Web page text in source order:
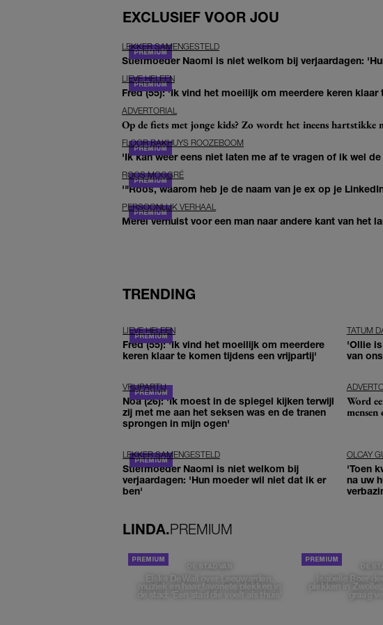
EXCLUSIEF VOOR JOU
LEKKER SAMENGESTELD
Stiefmoeder Naomi is niet welkom bij verjaardagen:
LIEVE HELEEN
Fred (55): 'Ik vind het moeilijk om meerdere keren
ADVERTORIAL
Op de fiets met jonge kids? Zo wordt het ineens hartstikke
FLOOR BAKHUYS ROOZEBOOM
'Ik kan weer eens niet laten me af te vragen of ik wel
ROOS MOGGRÉ
'"Roos, waarom heb je de naam van je ex op je
PERSOONLIJK VERHAAL
Merel verhuist voor een man naar andere kant van het
TRENDING
LIEVE HELEEN
Fred (55): 'Ik vind het moeilijk om meerdere
keren klaar te komen tijdens een vrijpartij'
TATUM
'Ollie
van
VRIJPARTIJ
Noa (26): 'Ik moest in de spiegel kijken terwijl
zij met me aan het seksen was en de tranen
sprongen in mijn ogen'
Word
LEKKER SAMENGESTELD
Stiefmoeder Naomi is niet welkom bij
verjaardagen: 'Hun moeder wil niet dat ik er
ben'
OLCAY
'Toen
na uw
LINDA.PREMIUM
DE STAD VAN
Elske DeWall over Leeuwarden,
muziek en haar favoriete plekken in
de stad: 'Een stad die voelt als thuis'
DE
Isabelle Boer
plekken in Zwolle:
graag